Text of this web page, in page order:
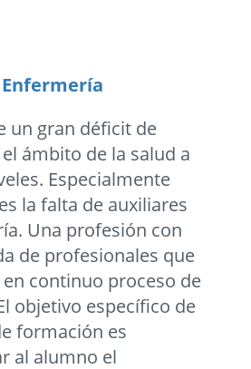
un gran déficit de
ámbito de la salud a
Especialmente
la falta de auxiliares
Una profesión con
de profesionales que
continuo proceso de
objetivo específico de
formación es
al alumno el